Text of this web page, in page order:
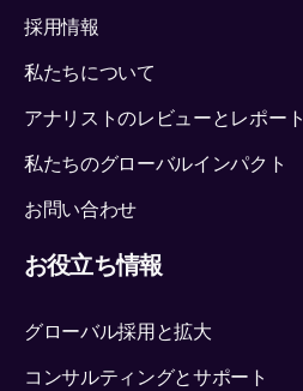
採用情報
私たちについて
アナリストのレビューとレポート
私たちのグローバルインパクト
お問い合わせ
お役立ち情報
グローバル採用と拡大
コンサルティングとサポート